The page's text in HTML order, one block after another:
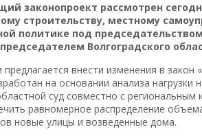
законопроект рассмотрен
строительству, местному
политике под
Волгоградского
внести изменения в
на основании анализа
суд совместно с
равномерное распределение
новые улицы и возведенные дома.